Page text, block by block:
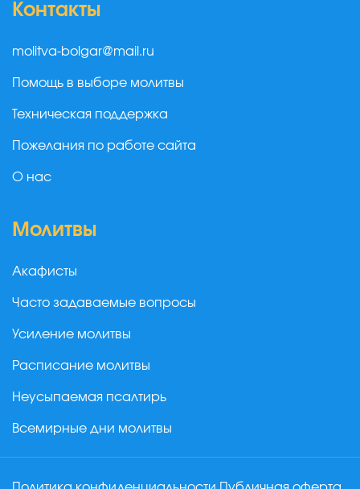
Контакты
molitva-bolgar@mail.ru
Помощь в выборе молитвы
Техническая поддержка
Пожелания по работе сайта
О нас
Молитвы
Акафисты
Часто задаваемые вопросы
Усиление молитвы
Расписание молитвы
Неусыпаемая псалтирь
Всемирные дни молитвы